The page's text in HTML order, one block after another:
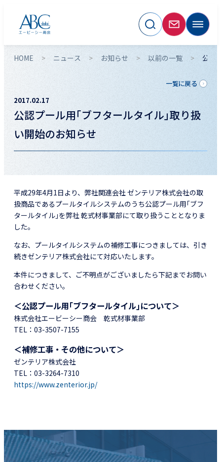
HOME ニュース お知らせ 以前の一覧 公認
2017.02.17
公認プール用｢ブフタールタイル｣取り扱
い開始のお知らせ
一覧に戻る
平成29年4月1日より、弊社関連会社 ゼンテリア株式会社の取
扱商品であるプールタイルシステムのうち公認プール用｢ブフ
タールタイル｣を弊社 乾式材事業部にて取り扱うこととなりま
した。
なお、プールタイルシステムの補修工事につきましては、引き
続きゼンテリア株式会社にて対応いたします。
本件につきまして、ご不明点がございましたら下記までお問い
合わせください。
＜公認プール用｢ブフタールタイル｣について＞
株式会社エービーシー商会 乾式材事業部
TEL：03-3507-7155
＜補修工事・その他について＞
ゼンテリア株式会社
TEL：03-3264-7310
https://www.zenterior.jp/